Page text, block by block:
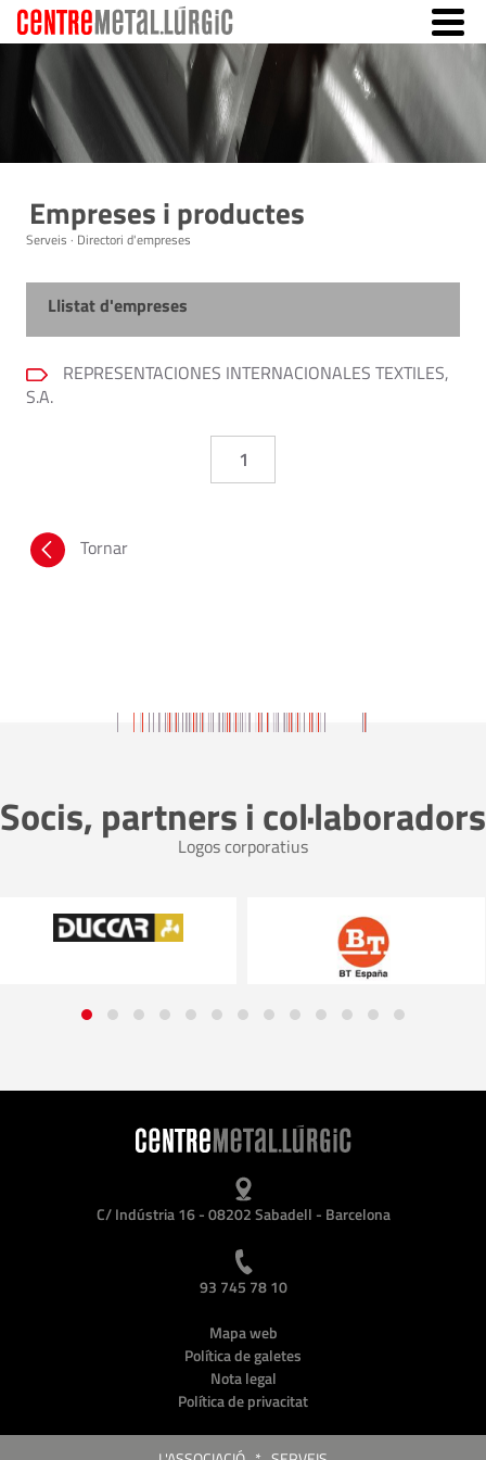
Empreses i productes
Serveis · Directori d'empreses
Llistat d'empreses
REPRESENTACIONES INTERNACIONALES TEXTILES,
S.A.
1
Tornar
Socis, partners i col·laboradors
Logos corporatius
C/ Indústria 16 - 08202 Sabadell - Barcelona
93 745 78 10
Mapa web
Política de galetes
Nota legal
Política de privacitat